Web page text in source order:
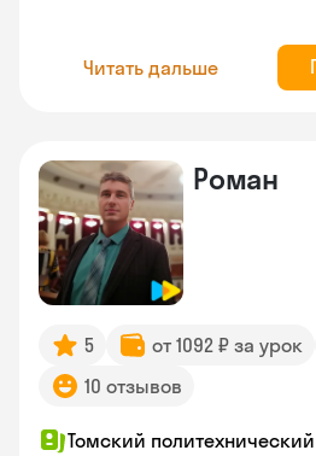
Читать дальше
Роман
5 от 1092 ₽ за урок
10 отзывов
Томский